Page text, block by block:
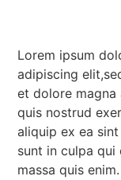
Lorem ipsum
adipiscing
et dolore magna
quis nostrud
aliquip ex ea
sunt in culpa
massa quis